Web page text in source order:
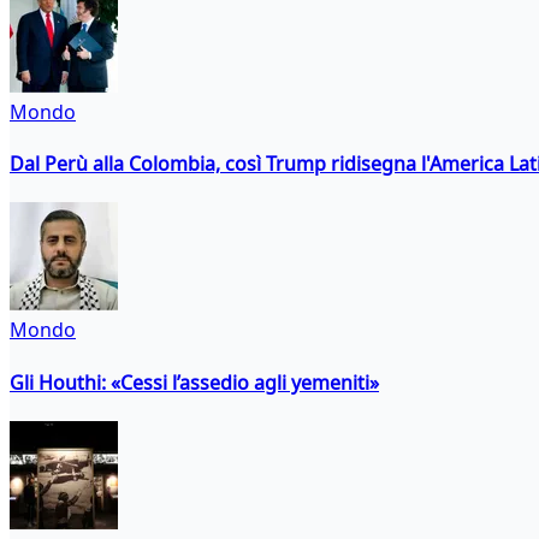
Mondo
Dal Perù alla Colombia, così Trump ridisegna l'America
Mondo
Gli Houthi: «Cessi l’assedio agli yemeniti»